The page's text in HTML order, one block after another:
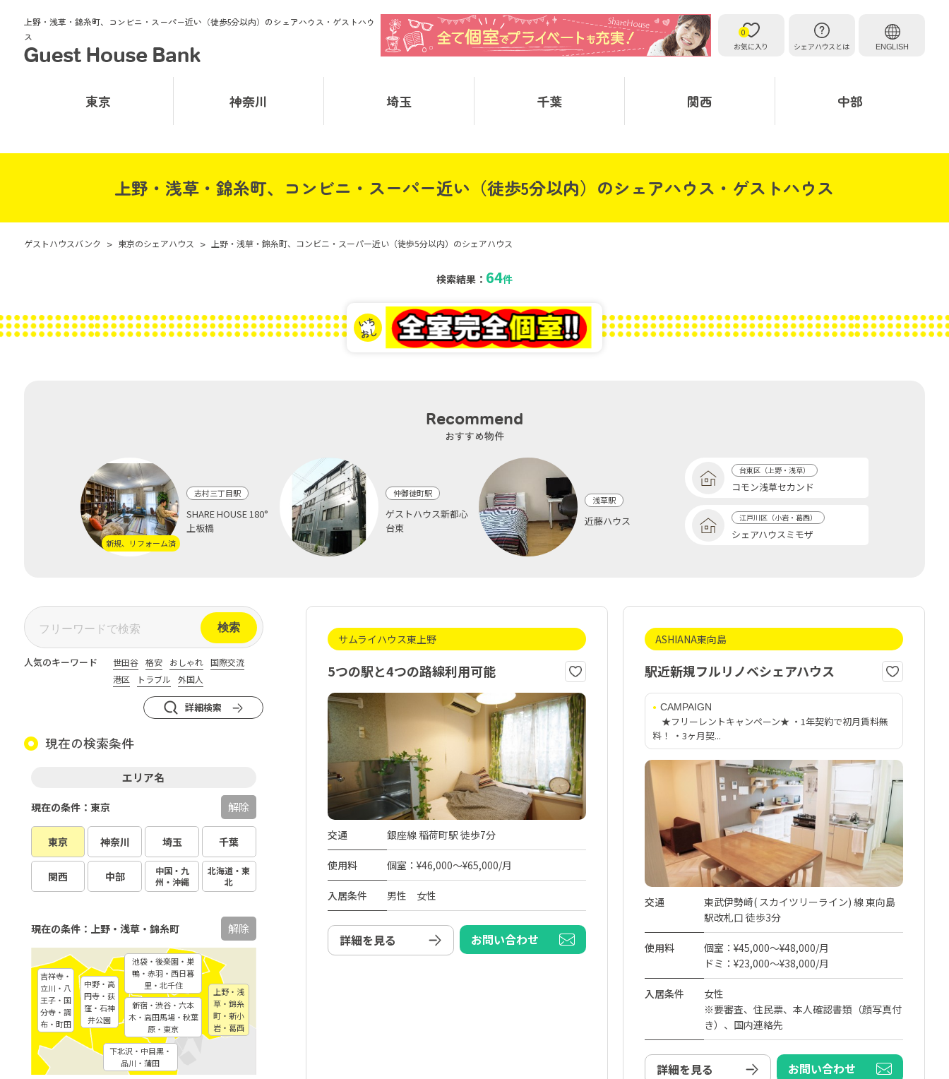
上野・浅草・錦糸町、コンビニ・スーパー近い（徒歩5分以内）のシェアハウス・ゲストハウ
ス
お気に入り
0
シェアハウスとは
ENGLISH
東京 神奈川 埼玉 千葉 関西 中部
上野・浅草・錦糸町、コンビニ・スーパー近い（徒歩5分以内）のシェアハウス・ゲストハウス
ゲストハウスバンク > 東京のシェアハウス > 上野・浅草・錦糸町、コンビニ・スーパー近い（徒歩5分以内）のシェアハウス
検索結果： 64件
Recommend
おすすめ物件
新規、リフォーム済
志村三丁目駅
SHARE HOUSE 180°
上板橋
仲御徒町駅
ゲストハウス新都心
台東
浅草駅
近藤ハウス
台東区（上野・浅草）
コモン浅草セカンド
江戸川区（小岩・葛西）
シェアハウスミモザ
人気のキーワード 世田谷 格安 おしゃれ
国際交流
港区
トラブル 外国人
詳細検索
現在の検索条件
エリア名
東京 神奈川 埼玉 千葉
関西 中部
中国・九
州・沖縄
北海道・東
北
現在の条件：東京 解除
新宿・渋谷・六本
木・高田馬場・秋葉
原・東京
中野・高
円寺・荻
窪・石神
井公園
下北沢・中目黒・
品川・蒲田
池袋・後楽園・巣
鴨・赤羽・西日暮
里・北千住
上野・浅
草・錦糸
町・新小
岩・葛西
吉祥寺・
立川・八
王子・国
分寺・調
布・町田
現在の条件：上野・浅草・錦糸町 解除
サムライハウス東上野
5つの駅と4つの路線利用可能
交通 銀座線 稲荷町駅 徒歩7分
使用料 個室：¥46,000～¥65,000/月
入居条件 男性 女性
詳細を見る お問い合わせ
ASHIANA東向島
駅近新規フルリノベシェアハウス
CAMPAIGN
★フリーレントキャンペーン★ ・1年契約で初月賃料無
料！ ・3ヶ月契...
交通
東武伊勢崎( スカイツリーライン) 線 東向島
駅改札口 徒歩3分
使用料
個室：¥45,000～¥48,000/月
ドミ：¥23,000～¥38,000/月
入居条件
女性
※要審査、住民票、本人確認書類（顔写真付
き）、国内連絡先
詳細を見る お問い合わせ